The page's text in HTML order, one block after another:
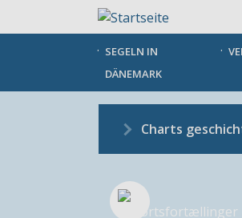
SEGELN IN
DÄNEMARK
Charts